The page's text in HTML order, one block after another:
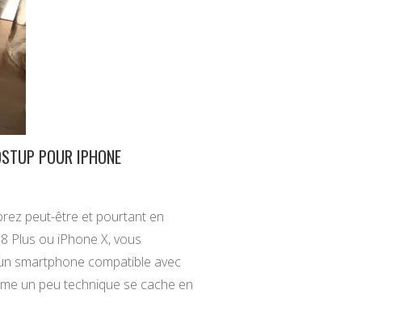
POUR IPHONE
peut-être et pourtant en
Plus ou iPhone X, vous
smartphone compatible avec
un peu technique se cache en